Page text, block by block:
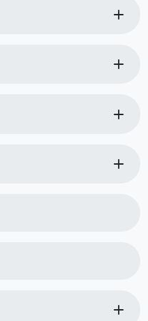
add
add
add
add
add